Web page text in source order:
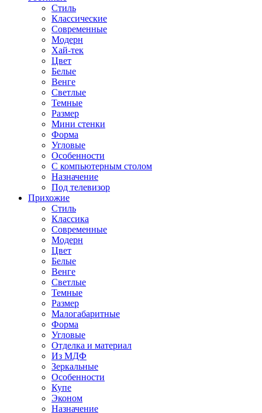
Стиль
Классические
Современные
Модерн
Хай-тек
Цвет
Белые
Венге
Светлые
Темные
Размер
Мини стенки
Форма
Угловые
Особенности
С компьютерным столом
Назначение
Под телевизор
Прихожие
Стиль
Классика
Современные
Модерн
Цвет
Белые
Венге
Светлые
Темные
Размер
Малогабаритные
Форма
Угловые
Отделка и материал
Из МДФ
Зеркальные
Особенности
Купе
Эконом
Назначение